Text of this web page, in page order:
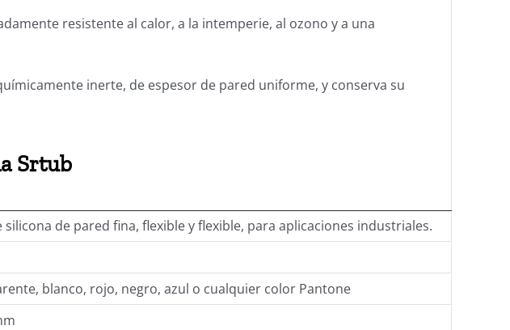
resistente al calor, a la intemperie, al ozono y a una
inerte, de espesor de pared uniforme, y conserva su
Srtub
silicona de pared fina, flexible y flexible, para aplicaciones industriales.
blanco, rojo, negro, azul o cualquier color Pantone